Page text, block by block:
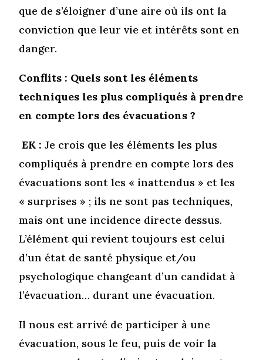
que de s’éloigner d’une aire où ils ont la
conviction que leur vie et intérêts sont en
danger.
Conflits : Quels sont les éléments
techniques les plus compliqués à prendre
en compte lors des évacuations ?
EK :Je crois que les éléments les plus
compliqués à prendre en compte lors des
évacuations sont les « inattendus » et les
« surprises » ; ils ne sont pas techniques,
mais ont une incidence directe dessus.
L’élément qui revient toujours est celui
d’un état de santé physique et/ou
psychologique changeant d’un candidat à
l’évacuation… durant une évacuation.
Il nous est arrivé de participer à une
évacuation, sous le feu, puis de voir la